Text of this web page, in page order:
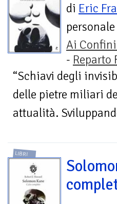
di Eric
personale
Ai
- Reparto
“Schiavi degli
delle pietre miliari
attualità.
LIBRI